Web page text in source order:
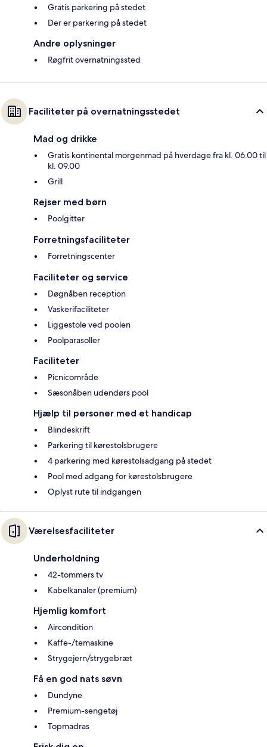
Gratis parkering på stedet
Der er parkering på stedet
Andre oplysninger
Røgfrit overnatningssted
Faciliteter på overnatningsstedet
Mad og drikke
Gratis kontinental morgenmad på hverdage fra kl. 06.00 til
kl. 09.00
Grill
Rejser med børn
Poolgitter
Forretningsfaciliteter
Forretningscenter
Faciliteter og service
Døgnåben reception
Vaskerifaciliteter
Liggestole ved poolen
Poolparasoller
Faciliteter
Picnicområde
Sæsonåben udendørs pool
Hjælp til personer med et handicap
Blindeskrift
Parkering til kørestolsbrugere
4 parkering med kørestolsadgang på stedet
Pool med adgang for kørestolsbrugere
Oplyst rute til indgangen
Værelsesfaciliteter
Underholdning
42-tommers tv
Kabelkanaler (premium)
Hjemlig komfort
Aircondition
Kaffe-/temaskine
Strygejern/strygebræt
Få en god nats søvn
Dundyne
Premium-sengetøj
Topmadras